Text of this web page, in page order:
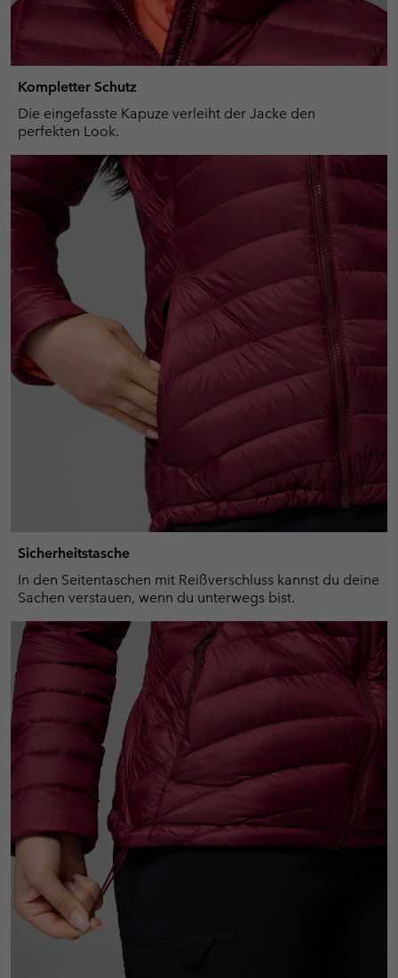
Kompletter Schutz
Die eingefasste Kapuze verleiht der Jacke den
perfekten Look.
Sicherheitstasche
In den Seitentaschen mit Reißverschluss kannst du deine
Sachen verstauen, wenn du unterwegs bist.